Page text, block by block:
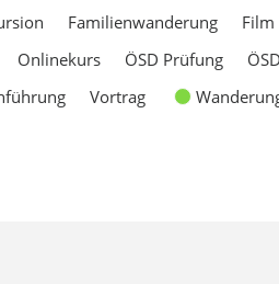
Familienwanderung Film
Onlinekurs ÖSD Prüfung
Vortrag